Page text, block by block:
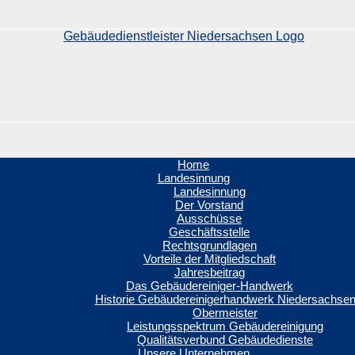
Home
Landesinnung
Landesinnung
Der Vorstand
Ausschüsse
Geschäftsstelle
Rechtsgrundlagen
Vorteile der Mitgliedschaft
Jahresbeitrag
Das Gebäudereiniger-Handwerk
Historie Gebäudereinigerhandwerk Niedersachsen
Obermeister
Leistungsspektrum Gebäudereinigung
Qualitätsverbund Gebäudedienste